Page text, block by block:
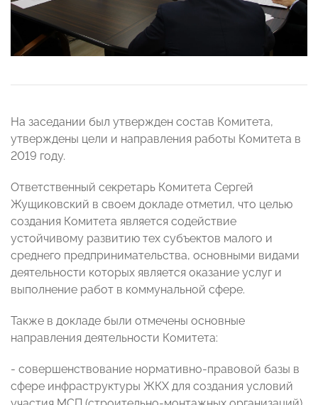
На заседании был утвержден состав Комитета,
утверждены цели и направления работы Комитета в
2019 году.
Ответственный секретарь Комитета Сергей
Жущиковский в своем докладе отметил, что целью
создания Комитета является содействие
устойчивому развитию тех субъектов малого и
среднего предпринимательства, основными видами
деятельности которых является оказание услуг и
выполнение работ в коммунальной сфере.
Также в докладе были отмечены основные
направления деятельности Комитета:
- совершенствование нормативно-правовой базы в
сфере инфраструктуры ЖКХ для создания условий